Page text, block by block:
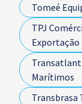
Tomeé
TPJ
Exportação
Marítimos
Transbrasa